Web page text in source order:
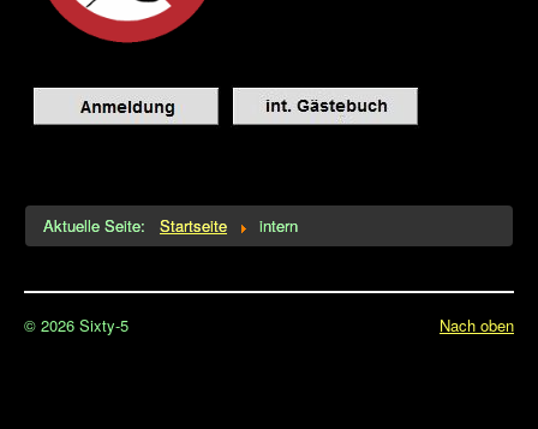
Links
Datenschutz
.
Aktuelle Seite: Startseite intern
Nach oben
© 2026 Sixty-5